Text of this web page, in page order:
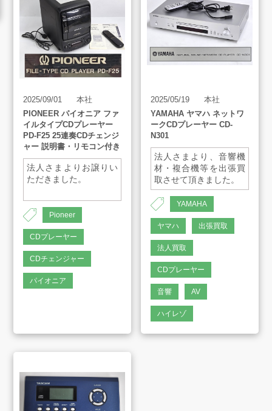
買取方法
買取アイテム
お客様の声
店舗案内
販売のご案内
お知らせ
AMESYO MAGAGINE
2025/09/01
本社
PIONEER パイオニア ファ
イルタイプCDプレーヤー
PD-F25 25連奏CDチェンジ
ャー 説明書・リモコン付き
法人さまよりお譲りい
ただきました。
Pioneer
CDプレーヤー
CDチェンジャー
パイオニア
2025/05/19
本社
YAMAHA ヤマハ ネットワ
ークCDプレーヤー CD-
N301
法人さまより、音響機
材・複合機等を出張買
取させて頂きました。
YAMAHA
ヤマハ 出張買取
法人買取
CDプレーヤー
音響 AV
ハイレゾ